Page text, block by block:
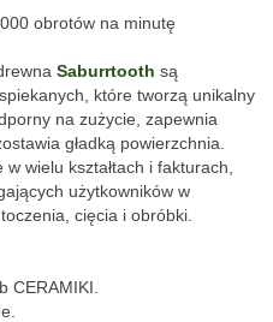
obrotów na minutę
Saburrtooth są
które tworzą unikalny
na zużycie, zapewnia
gładką powierzchnia.
wielu kształtach i fakturach,
użytkowników w
cięcia i obróbki.
CERAMIKI.